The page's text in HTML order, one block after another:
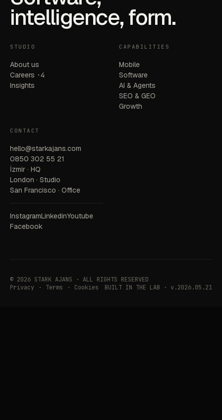
intelligence, form.
STUDIO
About us
Careers ·4
Insights
CAPABILITIES
Mobile
Software
AI & Agents
SEO & GEO
Growth
CONTACT
hello@starkajans.com
0850 302 55 21
İzmir · HQ
London · Studio
San Francisco · Office
InstagramLinkedinYoutube
Facebook
© 2026 STARK AJANS · ALL RIGHTS RESERVED
Privacy
· Terms · Cookies BUILT IN THE LAB · v.2026.05.21